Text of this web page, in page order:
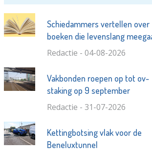
Schiedammers vertellen over
boeken die levenslang
Redactie - 04-08-2026
Vakbonden roepen op tot ov-
staking op 9 september
Redactie - 31-07-2026
Kettingbotsing vlak voor de
Beneluxtunnel